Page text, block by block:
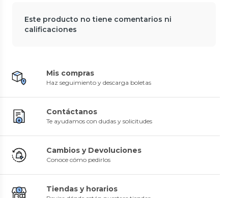
Este producto no tiene comentarios ni
calificaciones
Mis compras
Haz seguimiento y descarga boletas
Contáctanos
Te ayudamos con dudas y solicitudes
Cambios y Devoluciones
Conoce cómo pedirlos
Tiendas y horarios